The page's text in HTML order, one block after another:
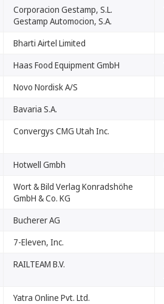
Corporacion Gestamp, S.L.
Gestamp Automocion, S.A.
Bharti Airtel Limited
Haas Food Equipment GmbH
Novo Nordisk A/S
Bavaria S.A.
Convergys CMG Utah Inc.
Hotwell Gmbh
Wort & Bild Verlag Konradshöhe
GmbH & Co. KG
Bucherer AG
7-Eleven, Inc.
RAILTEAM B.V.
Yatra Online Pvt. Ltd.